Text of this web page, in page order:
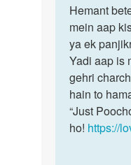
to
Mam
mere
penis
ke
aas
paas…
by
Hemant
bete
please
iskje…
Hemant
mein aap
ya ek
Yadi aap is
gehri
hain to
“Just
ho! https://